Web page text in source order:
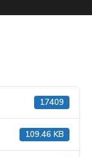
17409
109.46 KB